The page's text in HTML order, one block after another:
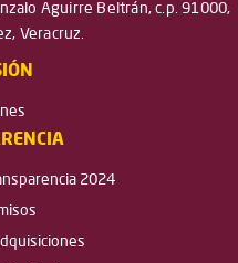
Aguirre Beltrán, c.p. 91000,
Veracruz.
2024